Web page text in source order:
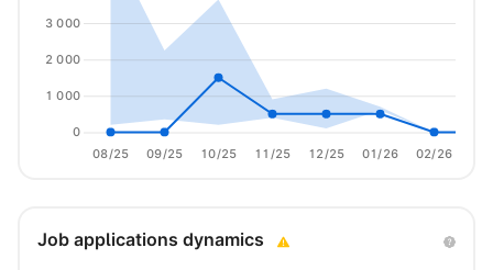
08/25 09/25 10/25 11/25 12/25 01/26 02/26
0
1 000
2 000
3 000
Job applications dynamics